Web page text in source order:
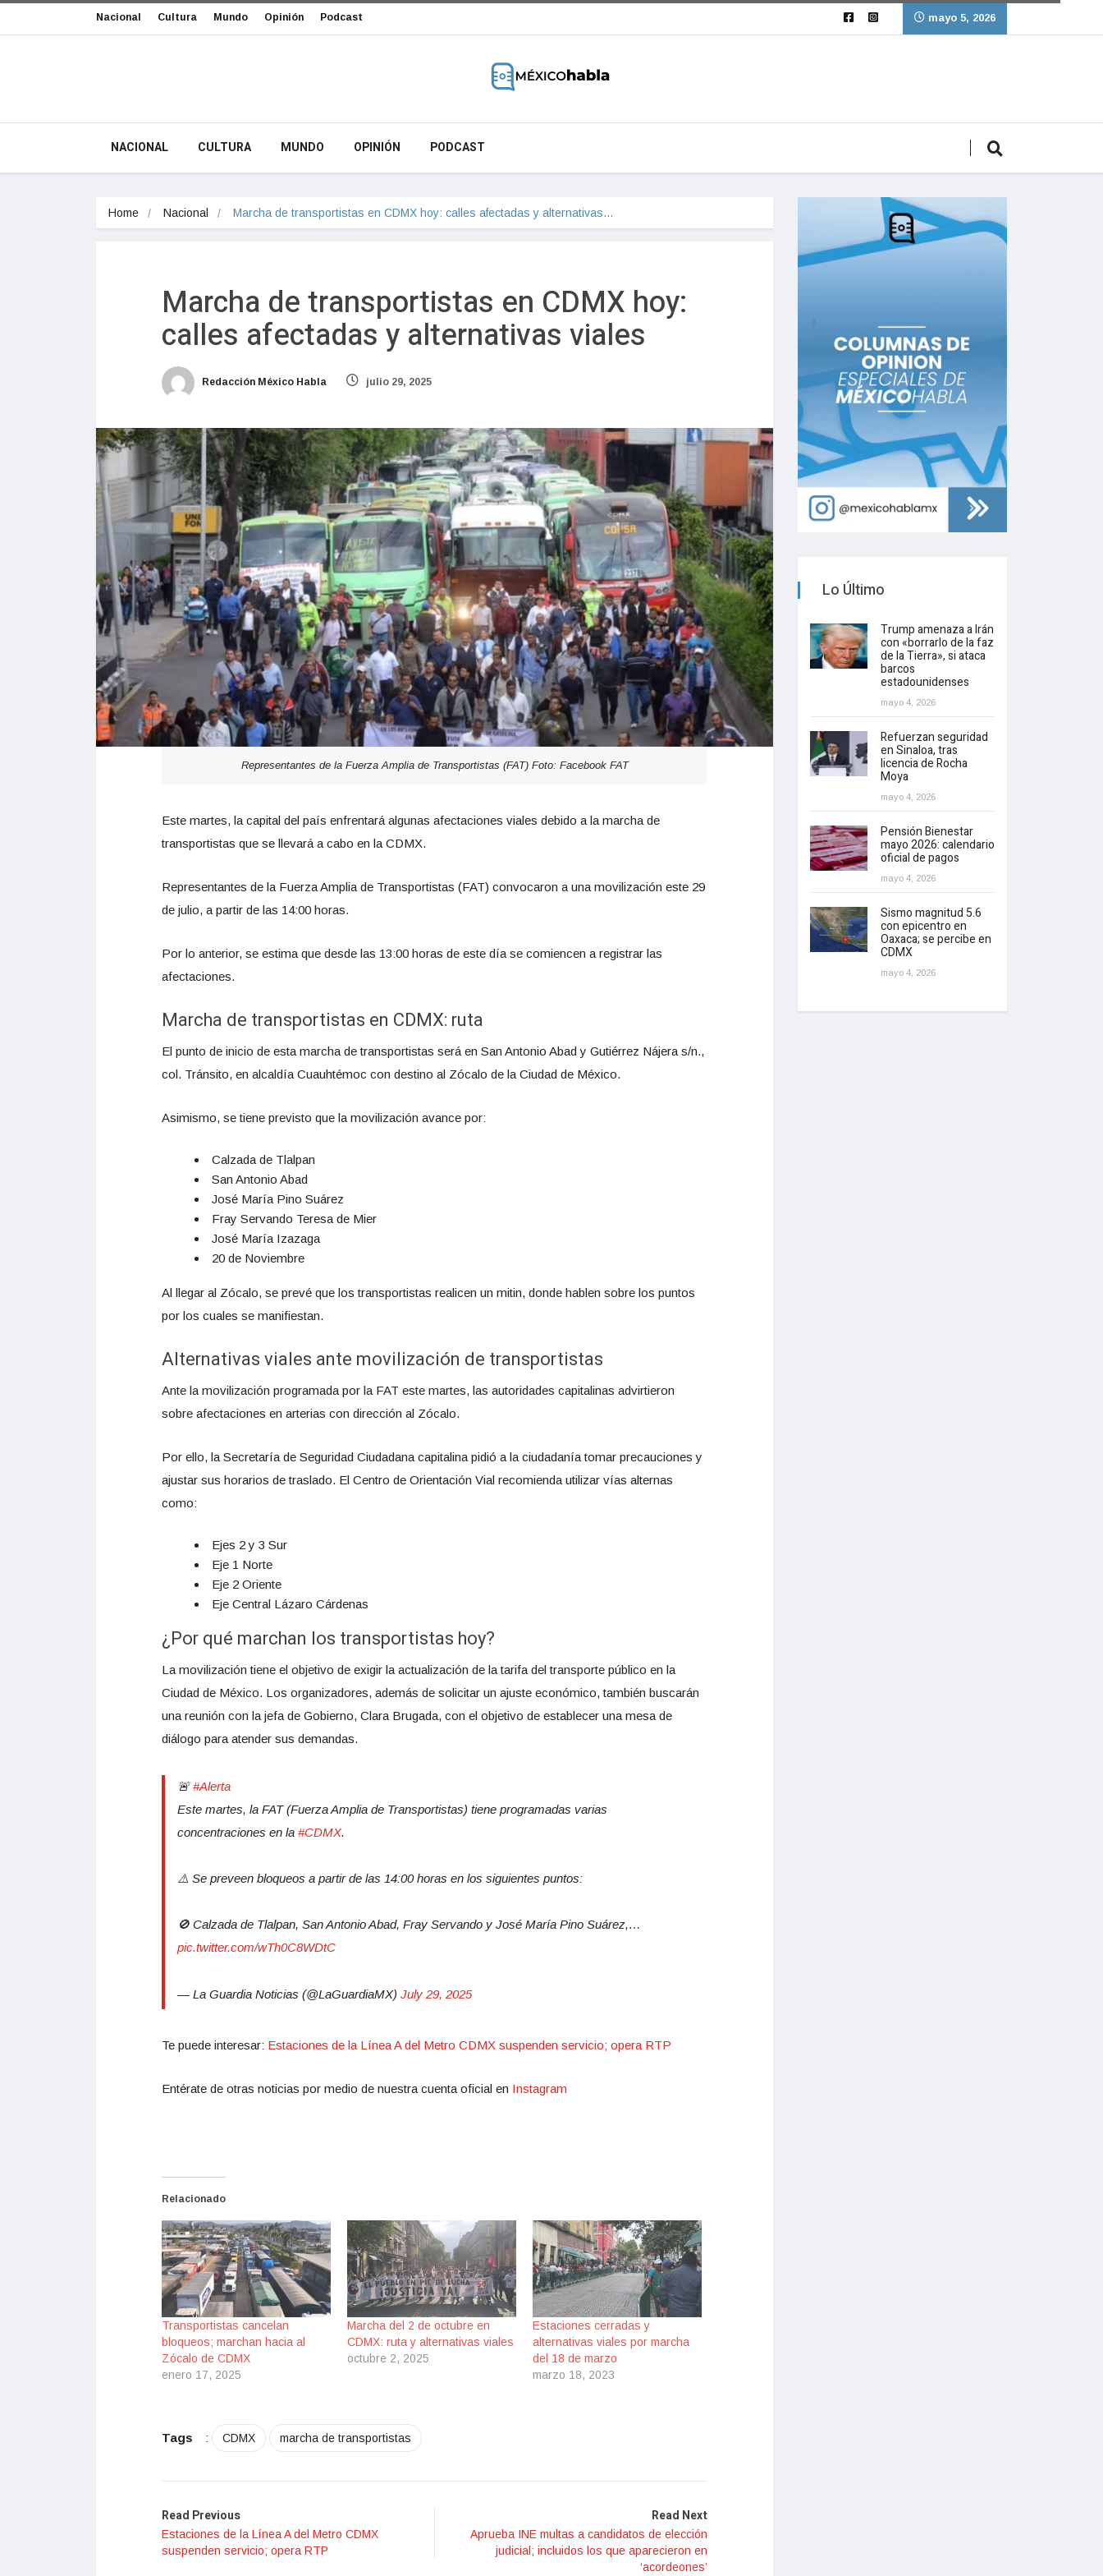
Nacional Cultura Mundo Opinión Podcast mayo 5, 2026
NACIONAL CULTURA MUNDO OPINIÓN PODCAST
Home Nacional Marcha de transportistas en CDMX hoy: calles afectadas y alternativas…
Marcha de transportistas en CDMX hoy:
calles afectadas y alternativas viales
Redacción México Habla julio 29, 2025
Representantes de la Fuerza Amplia de Transportistas (FAT) Foto: Facebook FAT
Este martes, la capital del país enfrentará algunas afectaciones viales debido a la marcha de
transportistas que se llevará a cabo en la CDMX.
Representantes de la Fuerza Amplia de Transportistas (FAT) convocaron a una movilización este 29
de julio, a partir de las 14:00 horas.
Por lo anterior, se estima que desde las 13:00 horas de este día se comiencen a registrar las
afectaciones.
Marcha de transportistas en CDMX: ruta
El punto de inicio de esta marcha de transportistas será en San Antonio Abad y Gutiérrez Nájera s/n.,
col. Tránsito, en alcaldía Cuauhtémoc con destino al Zócalo de la Ciudad de México.
Asimismo, se tiene previsto que la movilización avance por:
Calzada de Tlalpan
San Antonio Abad
José María Pino Suárez
Fray Servando Teresa de Mier
José María Izazaga
20 de Noviembre
Al llegar al Zócalo, se prevé que los transportistas realicen un mitin, donde hablen sobre los puntos
por los cuales se manifiestan.
Alternativas viales ante movilización de transportistas
Ante la movilización programada por la FAT este martes, las autoridades capitalinas advirtieron
sobre afectaciones en arterias con dirección al Zócalo.
Por ello, la Secretaría de Seguridad Ciudadana capitalina pidió a la ciudadanía tomar precauciones y
ajustar sus horarios de traslado. El Centro de Orientación Vial recomienda utilizar vías alternas
como:
Ejes 2 y 3 Sur
Eje 1 Norte
Eje 2 Oriente
Eje Central Lázaro Cárdenas
¿Por qué marchan los transportistas hoy?
La movilización tiene el objetivo de exigir la actualización de la tarifa del transporte público en la
Ciudad de México. Los organizadores, además de solicitar un ajuste económico, también buscarán
una reunión con la jefa de Gobierno, Clara Brugada, con el objetivo de establecer una mesa de
diálogo para atender sus demandas.
🚨#Alerta
Este martes, la FAT (Fuerza Amplia de Transportistas) tiene programadas varias
concentraciones en la #CDMX.
⚠️ Se preveen bloqueos a partir de las 14:00 horas en los siguientes puntos:
🚫 Calzada de Tlalpan, San Antonio Abad, Fray Servando y José María Pino Suárez,…
pic.twitter.com/wTh0C8WDtC
— La Guardia Noticias (@LaGuardiaMX) July 29, 2025
Te puede interesar: Estaciones de la Línea A del Metro CDMX suspenden servicio; opera RTP
Entérate de otras noticias por medio de nuestra cuenta oficial en Instagram
Relacionado
Transportistas cancelan
bloqueos; marchan hacia al
Zócalo de CDMX
enero 17, 2025
Marcha del 2 de octubre en
CDMX: ruta y alternativas viales
octubre 2, 2025
Estaciones cerradas y
alternativas viales por marcha
del 18 de marzo
marzo 18, 2023
Tags : CDMX marcha de transportistas
Read Previous
Estaciones de la Línea A del Metro CDMX
suspenden servicio; opera RTP
Read Next
Aprueba INE multas a candidatos de elección
judicial; incluidos los que aparecieron en
‘acordeones’
Lo Último
Trump amenaza a Irán
con «borrarlo de la faz
de la Tierra», si ataca
barcos
estadounidenses
mayo 4, 2026
Refuerzan seguridad
en Sinaloa, tras
licencia de Rocha
Moya
mayo 4, 2026
Pensión Bienestar
mayo 2026: calendario
oficial de pagos
mayo 4, 2026
Sismo magnitud 5.6
con epicentro en
Oaxaca; se percibe en
CDMX
mayo 4, 2026